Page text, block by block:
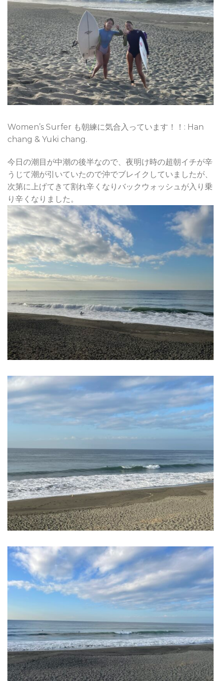
Women’s Surfer も朝練に気合入っています！！: Han
chang & Yuki chang.
今日の潮目が中潮の後半なので、夜明け時の超朝イチが辛
うじて潮が引いていたので沖でブレイクしていましたが、
次第に上げてきて割れ辛くなりバックウォッシュが入り乗
り辛くなりました。